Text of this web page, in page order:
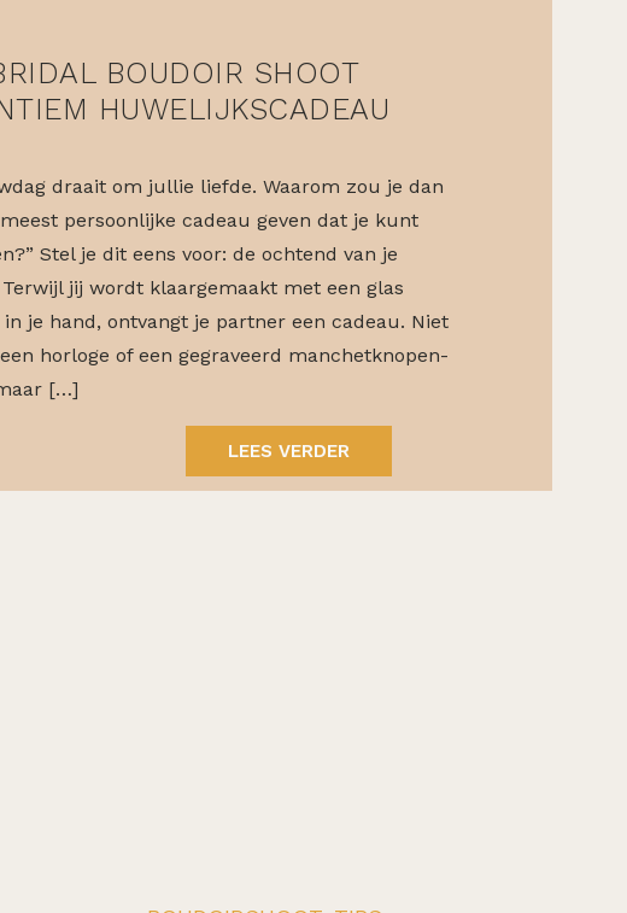
LEES VERDER
draait om jullie liefde. Waarom zou je dan
persoonlijke cadeau geven dat je kunt
Stel je dit eens voor: de ochtend van je
jij wordt klaargemaakt met een glas
je hand, ontvangt je partner een cadeau. Niet
horloge of een gegraveerd manchetknopen-
[…]
BOUDOIR SHOOT
HUWELIJKSCADEAU